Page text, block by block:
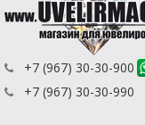
+7 (967) 30-30-900
+7 (967) 30-30-990